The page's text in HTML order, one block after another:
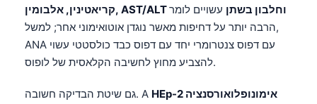
קריאטינין, אלבומין, AST/ALT וחלבון בשתן עשויים לומר
הרבה יותר על דחיפות מאשר נוגדן אוטואימוני אחר; למשל,
ANA עם דפוס צנטרומרי יחד עם דפוס כבד כולסטטי עשוי
להצביע מחוץ לחשיבה הקלאסית של לופוס.
גם שיטת הבדיקה חשובה. A HEp-2 אימונופלואורסנציה
Shqip
বাংলা
اردو